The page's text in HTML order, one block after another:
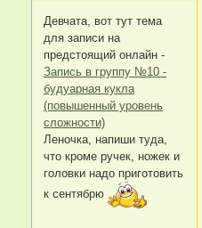
Девчата, вот тут тема
для записи на
предстоящий онлайн -
Запись в группу №10 -
будуарная кукла
(повышенный уровень
сложности)
Леночка, напиши туда,
что кроме ручек, ножек и
головки надо приготовить
к сентябрю